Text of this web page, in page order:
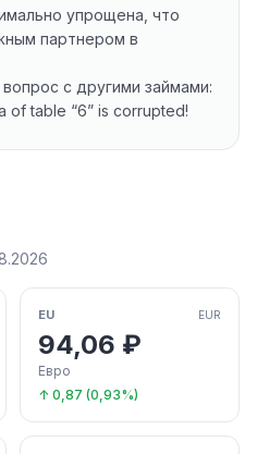
упрощена, что
партнером в
с другими займами:
of table “6” is corrupted!
EU EUR
94,06 ₽
Евро
↑ 0,87 (0,93%)